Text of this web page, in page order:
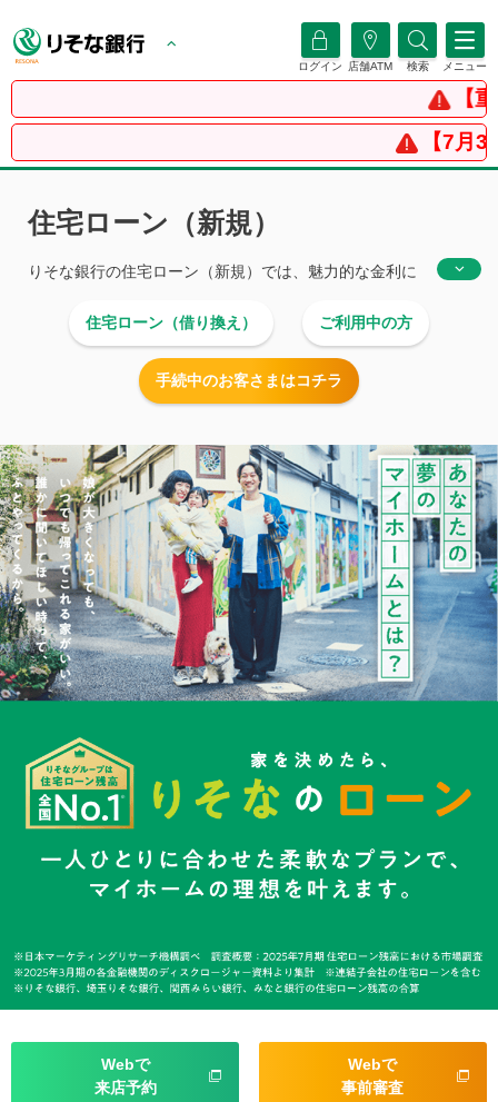
ログイン 店舗ATM 検索 メニュー
【重要】
【7月31日更新】
住宅ローン（新規）
りそな銀行の住宅ローン（新規）では、魅力的な金利に
商品をご用意しています。ご契約までローンのプロがお
客さまの住宅購入を手厚くサポートします。
住宅ローン（借り換え） ご利用中の方
手続中のお客さまはコチラ
Webで
来店予約
Webで
事前審査